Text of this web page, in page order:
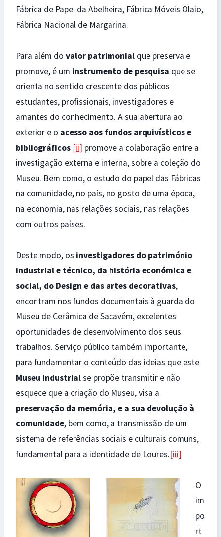
Fábrica de Papel da Abelheira, Fábrica Móveis Olaio,
Fábrica Nacional de Margarina.
Para além do valor patrimonial que preserva e
promove, é um instrumento de pesquisa que se
orienta no sentido crescente dos públicos
estudantes, profissionais, investigadores e
amantes do conhecimento. A sua abertura ao
exterior e o acesso aos fundos arquivísticos e
bibliográficos [ii] promove a colaboração entre a
investigação externa e interna, sobre a coleção do
Museu. Bem como, o estudo do papel das Fábricas
na comunidade, no país, no gosto de uma época,
na economia, nas relações sociais, nas relações
com outros países.
Deste modo, os investigadores do património
industrial e técnico, da história económica e
social, do Design e das artes decorativas,
encontram nos fundos documentais à guarda do
Museu de Cerâmica de Sacavém, excelentes
oportunidades de desenvolvimento dos seus
trabalhos. Serviço público também importante,
para fundamentar o conteúdo das ideias que este
Museu Industrialse propõe transmitir e não
esquece que a criação do Museu, visa a
preservação da memória, e a sua devolução à
comunidade, bem como, a transmissão de um
sistema de referências sociais e culturais comuns,
fundamental para a identidade de Loures.[iii]
O
im
po
rt